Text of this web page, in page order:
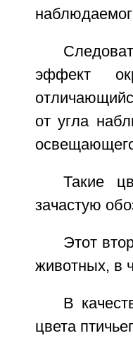
эффект
от угла
Такие
зачастую
Этот
животных, в
В
цвета